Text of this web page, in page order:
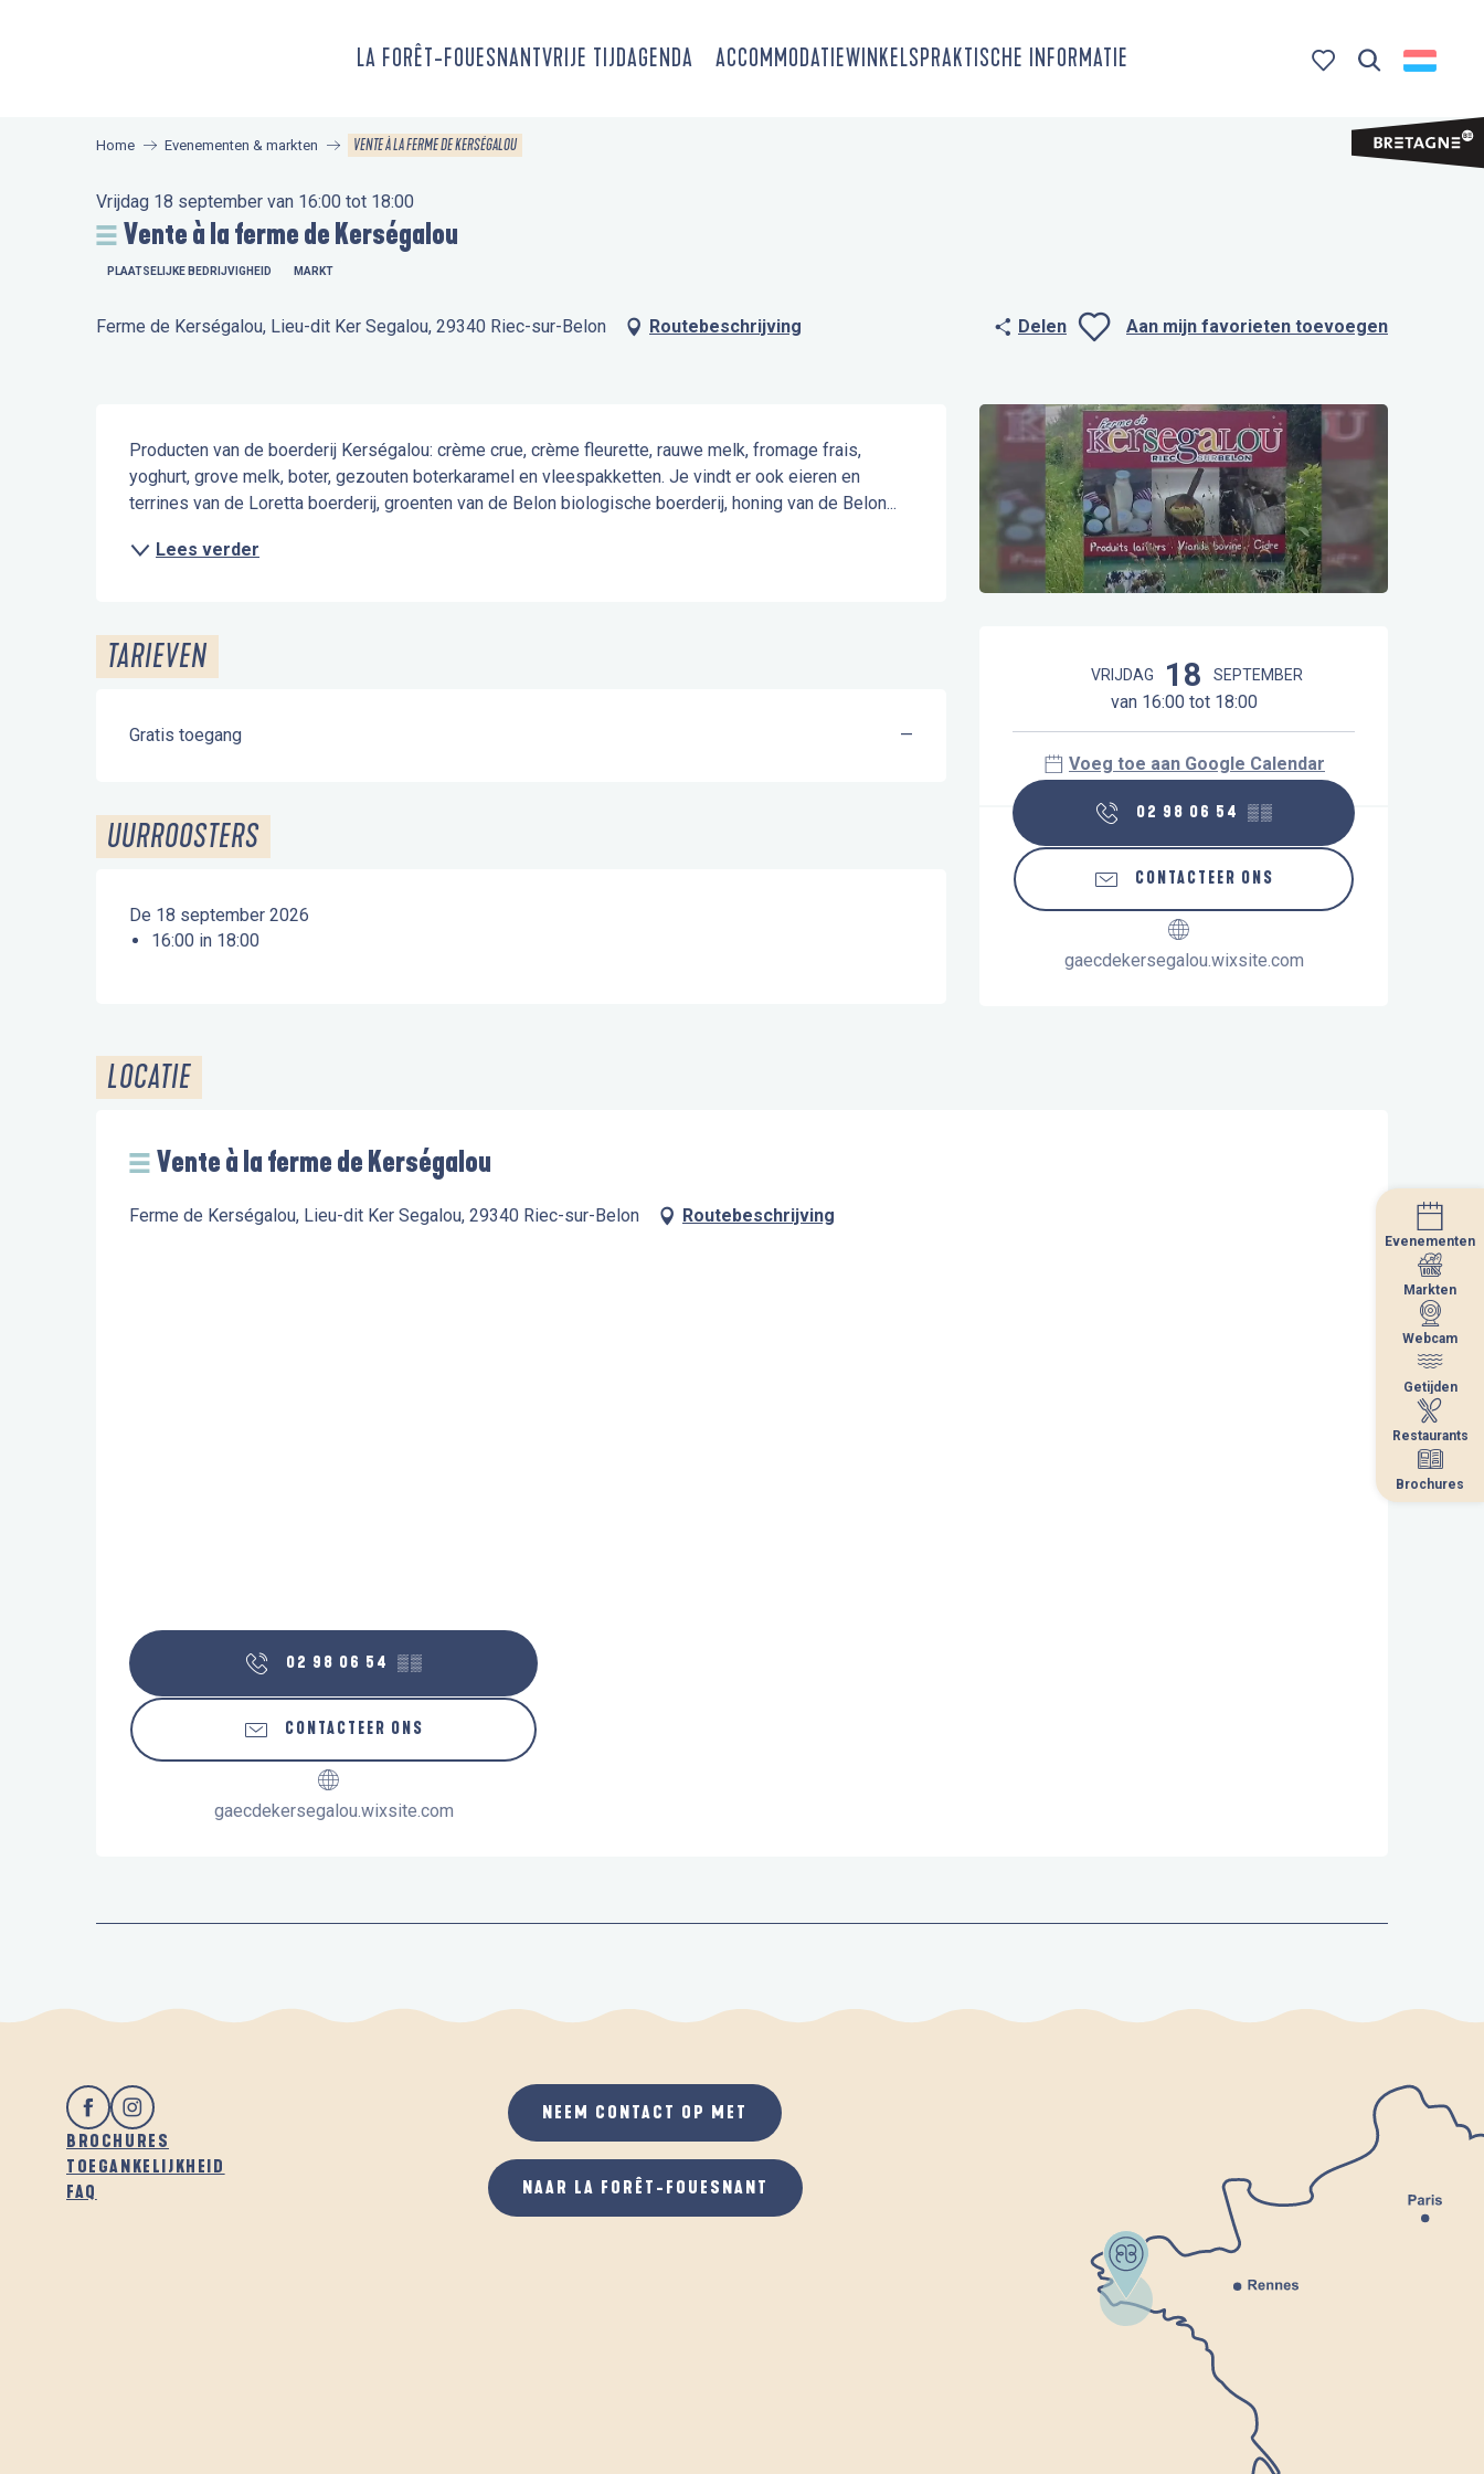
LA FORÊT-FOUESNANTVRIJE TIJDAGENDA ACCOMMODATIEWINKELSPRAKTISCHE INFORMATIE
Evenementen
Markten
Webcam
Getijden
Restaurants
Brochures
Home Evenementen & markten VENTE À LA FERME DE KERSÉGALOU
Vrijdag 18 september van 16:00 tot 18:00
Vente à la ferme de Kerségalou
PLAATSELIJKE BEDRIJVIGHEID MARKT
Ferme de Kerségalou, Lieu-dit Ker Segalou, 29340 Riec-sur-Belon Routebeschrijving Delen Aan mijn favorieten toevoegen
Openingstijden en
VRIJDAG 18 SEPTEMBER
van 16:00 tot 18:00
Voeg toe aan Google Calendar
02 98 06 54 ▒▒
CONTACTEER ONS
gaecdekersegalou.wixsite.com
Beschrijving
Producten van de boerderij Kerségalou: crème crue, crème fleurette, rauwe melk, fromage frais,
yoghurt, grove melk, boter, gezouten boterkaramel en vleespakketten. Je vindt er ook eieren en
terrines van de Loretta boerderij, groenten van de Belon biologische boerderij, honing van de Belon...
Lees verder
TARIEVEN
Gratis toegang —
UURROOSTERS
De 18 september 2026
16:00 in 18:00
LOCATIE
Vente à la ferme de Kerségalou
Ferme de Kerségalou, Lieu-dit Ker Segalou, 29340 Riec-sur-Belon Routebeschrijving
02 98 06 54 ▒▒
CONTACTEER ONS
gaecdekersegalou.wixsite.com
BROCHURES
TOEGANKELIJKHEID
FAQ
NEEM CONTACT OP MET
NAAR LA FORÊT-FOUESNANT